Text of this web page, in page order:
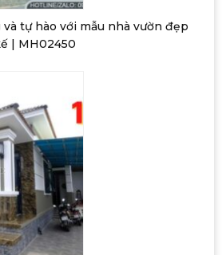
và tự hào với mẫu nhà vườn đẹp
| MH02450